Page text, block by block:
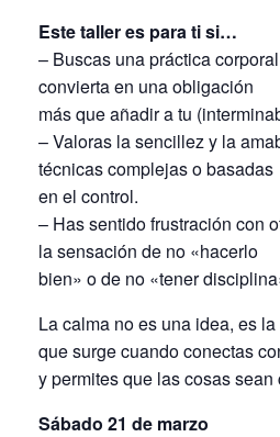
Este taller es para ti si…
– Buscas una práctica
convierta en una obligación
más que añadir a tu
– Valoras la sencillez y la
técnicas complejas o basadas
en el control.
– Has sentido frustración con
la sensación de no «hacerlo
bien» o de no «tener
La calma no es una idea, es
que surge cuando conectas
y permites que las cosas sean
Sábado 21 de marzo